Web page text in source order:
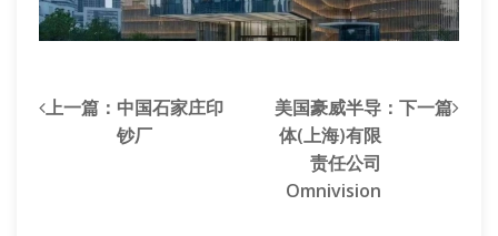
上一篇： 中国石家庄印
钞厂
美国豪威半导
体(上海)有限
责任公司
Omnivision
：下一篇